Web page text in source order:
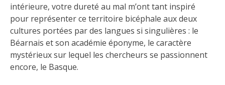
intérieure, votre dureté au mal m’ont tant inspiré
pour représenter ce territoire bicéphale aux deux
cultures portées par des langues si singulières : le
Béarnais et son académie éponyme, le caractère
mystérieux sur lequel les chercheurs se passionnent
encore, le Basque.